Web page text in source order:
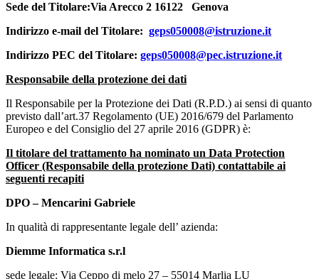
Sede del Titolare:Via Arecco 2 16122
Genova
Indirizzo e-mail del Titolare: geps050008@istruzione.it
Indirizzo PEC del Titolare: geps050008@pec.istruzione.it
Responsabile della protezione dei dati
Il Responsabile per la Protezione dei Dati (R.P.D.) ai sensi di quanto
previsto dall’art.37 Regolamento (UE) 2016/679 del Parlamento
Europeo e del Consiglio del 27 aprile 2016 (GDPR) è:
Il titolare del trattamento ha nominato un Data Protection
Officer (Responsabile della protezione Dati) contattabile ai
seguenti recapiti
DPO – Mencarini Gabriele
In qualità di rappresentante legale dell’ azienda:
Diemme Informatica s.r.l
sede legale: Via Ceppo di melo 27 – 55014 Marlia LU